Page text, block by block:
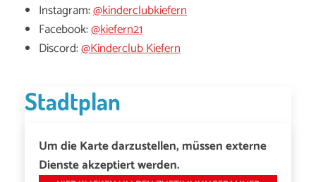
Instagram:@kinderclubkiefern
Facebook:@kiefern21
Discord:@Kinderclub Kiefern
Stadtplan
Um die Karte darzustellen, müssen externe
Dienste akzeptiert werden.